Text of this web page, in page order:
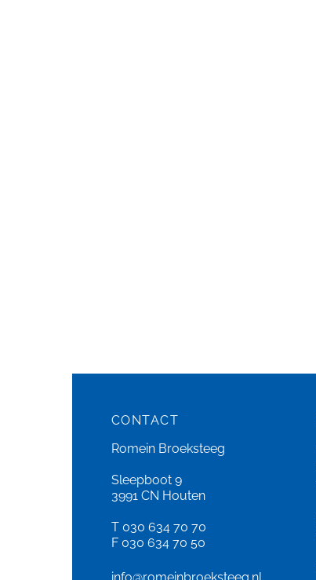
CONTACT
Romein Broeksteeg
Sleepboot 9
3991 CN Houten
T 030 634 70 70
F 030 634 70 50
info@romeinbroeksteeg.nl